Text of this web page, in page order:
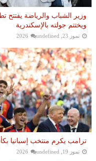
وزير الشباب والرياضة يفتتح
ويختتم جولته بالإسكندرية
تموز 23, 2026 undefined
ترامب يكرم منتخب إسبانيا
تموز 19, 2026 undefined